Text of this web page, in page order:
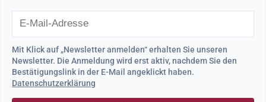
Mit Klick auf „Newsletter anmelden“ erhalten Sie unseren
Newsletter. Die Anmeldung wird erst aktiv, nachdem Sie den
Bestätigungslink in der E-Mail angeklickt haben.
Datenschutzerklärung